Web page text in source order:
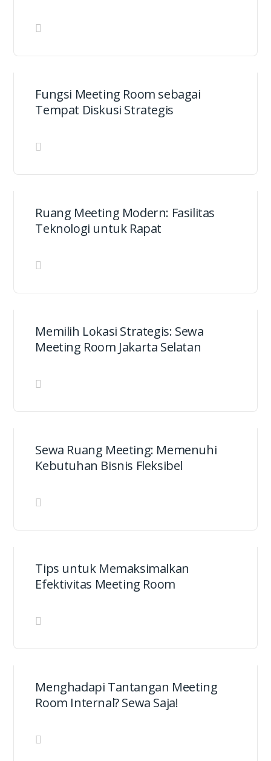
Fungsi Meeting Room sebagai
Tempat Diskusi Strategis
Ruang Meeting Modern: Fasilitas
Teknologi untuk Rapat
Memilih Lokasi Strategis: Sewa
Meeting Room Jakarta Selatan
Sewa Ruang Meeting: Memenuhi
Kebutuhan Bisnis Fleksibel
Tips untuk Memaksimalkan
Efektivitas Meeting Room
Menghadapi Tantangan Meeting
Room Internal? Sewa Saja!